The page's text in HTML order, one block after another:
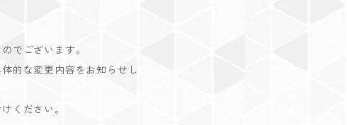
でございます。
的な変更内容をお知らせし
ください。